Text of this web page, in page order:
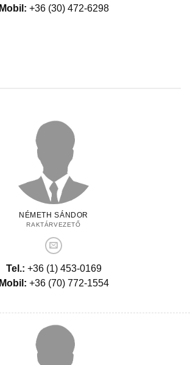
Mobil: +36 (30) 472-6298
NÉMETH SÁNDOR
RAKTÁRVEZETŐ
Tel.: +36 (1) 453-0169
Mobil: +36 (70) 772-1554